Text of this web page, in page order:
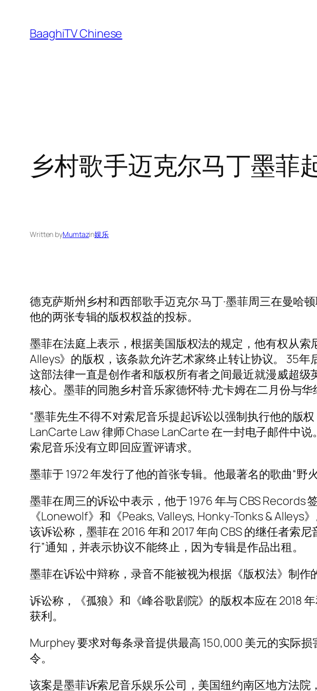
content
BaaghiTV Chinese
乡村歌手迈克尔马丁墨菲
Written byMumtazin娱乐
德克萨斯州乡村和西部歌手迈克尔·马丁·墨菲周三在曼
他的两张专辑的版权权益的投标。
墨菲在法庭上表示，根据美国版权法的规定，他有权从
Alleys》的版权，该条款允许艺术家终止转让协议。 35年
这部法律一直是创作者和版权所有者之间最近就漫威超
核心。墨菲的同胞乡村音乐家德怀特·尤卡姆在二月份与华
“墨菲先生不得不对索尼音乐提起诉讼以强制执行他的版
LanCarte Law 律师 Chase LanCarte 在一封电子邮件中说。
索尼音乐没有立即回应置评请求。
墨菲于 1972 年发行了他的首张专辑。他最著名的歌曲“野
墨菲在周三的诉讼中表示，他于 1976 年与 CBS Records
《Lonewolf》和《Peaks, Valleys, Honky-Tonks & Alleys》
该诉讼称，墨菲在 2016 年和 2017 年向 CBS 的继任者索
行”通知，并表示协议不能终止，因为专辑是作品出租。
墨菲在诉讼中辩称，录音不能被视为根据《版权法》制作
诉讼称，《孤狼》和《峰谷歌剧院》的版权本应在 2018
获利。
Murphey 要求对每条录音提供最高 150,000 美元的实际
令。
该案是墨菲诉索尼音乐娱乐公司，美国纽约南区地方法院